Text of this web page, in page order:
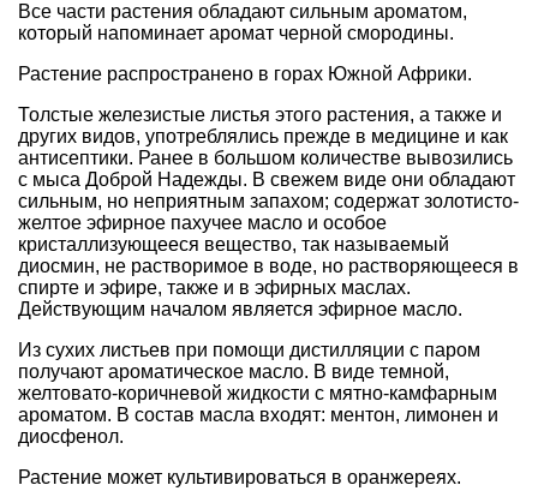
Все части растения обладают сильным ароматом,
который напоминает аромат черной смородины.
Растение распространено в горах Южной Африки.
Толстые железистые листья этого растения, а также и
других видов, употреблялись прежде в медицине и как
антисептики. Ранее в большом количестве вывозились
с мыса Доброй Надежды. В свежем виде они обладают
сильным, но неприятным запахом; содержат золотисто-
желтое эфирное пахучее масло и особое
кристаллизующееся вещество, так называемый
диосмин, не растворимое в воде, но растворяющееся в
спирте и эфире, также и в эфирных маслах.
Действующим началом является эфирное масло.
Из сухих листьев при помощи дистилляции с паром
получают ароматическое масло. В виде темной,
желтовато-коричневой жидкости с мятно-камфарным
ароматом. В состав масла входят: ментон, лимонен и
диосфенол.
Растение может культивироваться в оранжереях.